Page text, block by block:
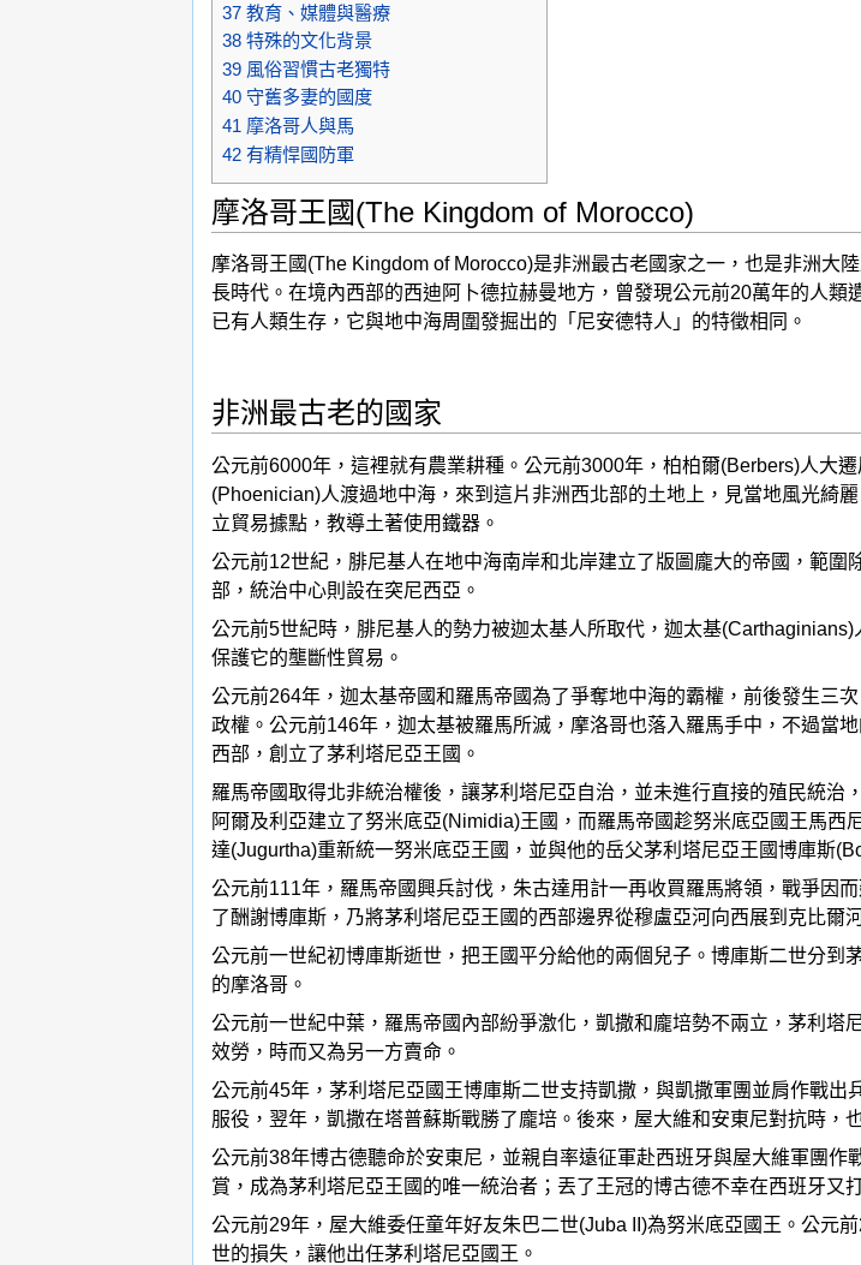
37 教育、媒體與醫療
38 特殊的文化背景
39 風俗習慣古老獨特
40 守舊多妻的國度
41 摩洛哥人與馬
42 有精悍國防軍
摩洛哥王國(The Kingdom of Morocco)
摩洛哥王國(The Kingdom of Morocco)是非洲最古老國家之一，也是非洲大
長時代。在境內西部的西迪阿卜德拉赫曼地方，曾發現公元前20萬年的人
已有人類生存，它與地中海周圍發掘出的「尼安德特人」的特徵相同。
非洲最古老的國家
公元前6000年，這裡就有農業耕種。公元前3000年，柏柏爾(Berbers)人大
(Phoenician)人渡過地中海，來到這片非洲西北部的土地上，見當地風光綺
立貿易據點，教導土著使用鐵器。
公元前12世紀，腓尼基人在地中海南岸和北岸建立了版圖龐大的帝國，範
部，統治中心則設在突尼西亞。
公元前5世紀時，腓尼基人的勢力被迦太基人所取代，迦太基
保護它的壟斷性貿易。
公元前264年，迦太基帝國和羅馬帝國為了爭奪地中海的霸權，前後發生三
政權。公元前146年，迦太基被羅馬所滅，摩洛哥也落入羅馬手中，不過當
西部，創立了茅利塔尼亞王國。
羅馬帝國取得北非統治權後，讓茅利塔尼亞自治，並未進行直接的殖民統
阿爾及利亞建立了努米底亞(Nimidia)王國，而羅馬帝國趁努米底亞國王馬
達(Jugurtha)重新統一努米底亞王國，並與他的岳父茅利塔尼亞王國博庫斯
公元前111年，羅馬帝國興兵討伐，朱古達用計一再收買羅馬將領，戰爭因
了酬謝博庫斯，乃將茅利塔尼亞王國的西部邊界從穆盧亞河向西展到克比爾
公元前一世紀初博庫斯逝世，把王國平分給他的兩個兒子。博庫斯二世分
的摩洛哥。
公元前一世紀中葉，羅馬帝國內部紛爭激化，凱撒和龐培勢不兩立，茅利
效勞，時而又為另一方賣命。
公元前45年，茅利塔尼亞國王博庫斯二世支持凱撒，與凱撒軍團並肩作戰
服役，翌年，凱撒在塔普蘇斯戰勝了龐培。後來，屋大維和安東尼對抗時，
公元前38年博古德聽命於安東尼，並親自率遠征軍赴西班牙與屋大維軍團
賞，成為茅利塔尼亞王國的唯一統治者；丟了王冠的博古德不幸在西班牙又
公元前29年，屋大維委任童年好友朱巴二世(Juba II)為努米底亞國王。公元
世的損失，讓他出任茅利塔尼亞國王。